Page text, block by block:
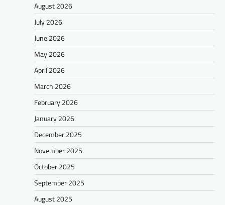
August 2026
July 2026
June 2026
May 2026
April 2026
March 2026
February 2026
January 2026
December 2025
November 2025
October 2025
September 2025
August 2025